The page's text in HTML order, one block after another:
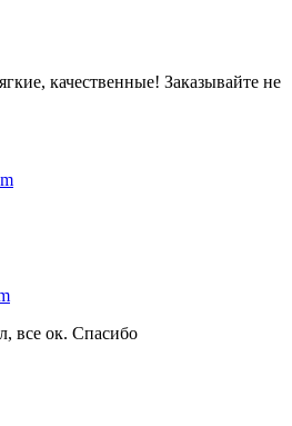
качественные! Заказывайте не
все ок. Спасибо